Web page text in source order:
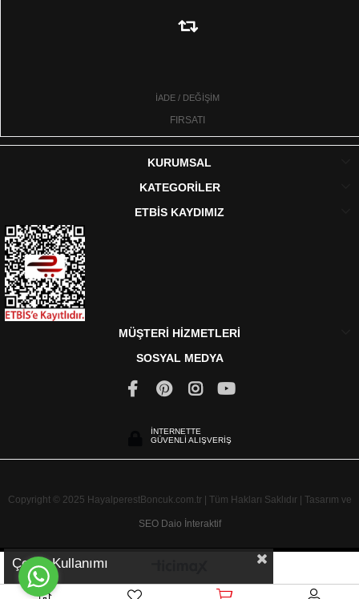
İADE / DEĞİŞİM
FIRSATI
KURUMSAL
KATEGORİLER
ETBİS KAYDIMIZ
MÜŞTERİ HİZMETLERİ
SOSYAL MEDYA
İNTERNETTE
GÜVENLİ ALIŞVERİŞ
Copyright © 2025 HayalperestBoncuk.com.tr | Tüm Hakları Saklıdır | Tasarım ve
SEO Daio İnteraktif
Çerez Kullanımı